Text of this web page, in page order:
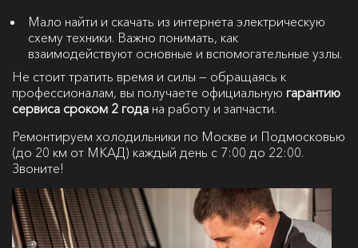
Мало найти и скачать из интернета электрическую
схему техники. Важно понимать, как
взаимодействуют основные и вспомогательные узлы.
Не стоит тратить время и силы — обращаясь к
профессионалам, вы получаете официальную гарантию
сервиса сроком 2 года на работу и запчасти.
Ремонтируем холодильники по Москве и Подмосковью
(до 20 км от МКАД) каждый день с 7:00 до 22:00.
Звоните!